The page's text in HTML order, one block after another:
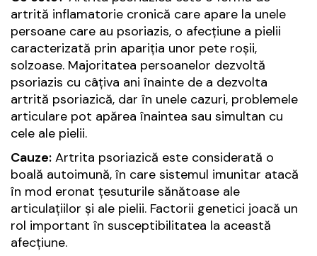
artrită inflamatorie cronică care apare la unele
persoane care au psoriazis, o afecțiune a pielii
caracterizată prin apariția unor pete roșii,
solzoase. Majoritatea persoanelor dezvoltă
psoriazis cu câțiva ani înainte de a dezvolta
artrită psoriazică, dar în unele cazuri, problemele
articulare pot apărea înaintea sau simultan cu
cele ale pielii.
Cauze: Artrita psoriazică este considerată o
boală autoimună, în care sistemul imunitar atacă
în mod eronat țesuturile sănătoase ale
articulațiilor și ale pielii. Factorii genetici joacă un
rol important în susceptibilitatea la această
afecțiune.